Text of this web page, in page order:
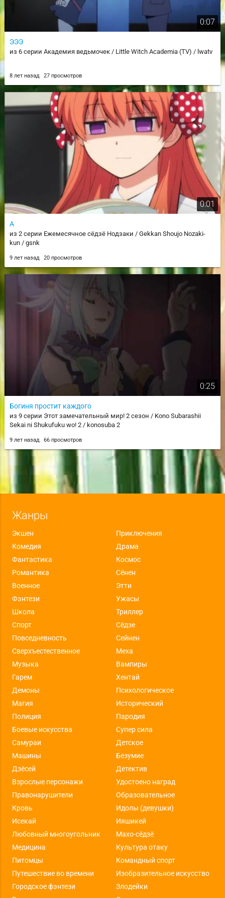
0:07
ЭЭЭ
из 6 серии Академия ведьмочек / Little Witch Academia (TV) / lwatv
8 лет назад 27 просмотров
0:01
А
из 2 серии Ежемесячное сёдзё Нодзаки / Gekkan Shoujo Nozaki-
kun / gsnk
9 лет назад 20 просмотров
0:25
Богиня простит каждого
из 9 серии Этот замечательный мир! 2 сезон / Kono Subarashii
Sekai ni Shukufuku wo! 2 / konosuba 2
9 лет назад 66 просмотров
Жанры
Экшен
Приключения
Комедия
Драма
Фантастика
Космос
Романтика
Сёнен
Военное
Этти
Фэнтези
Ужасы
Школа
Триллер
Спорт
Сёдзе
Повседневность
Сейнен
Сверхъестественное
Меха
Музыка
Вампиры
Гарем
Хентай
Демоны
Психологическое
Магия
Исторический
Полиция
Пародия
Боевые искусства
Супер сила
Самураи
Детское
Машины
Безумие
Дзёсей
Детектив
Взрослые персонажи
Удостоено наград
Правонарушители
Образовательное
Кровь
Идолы (девушки)
Исекай
Ияшикей
Любовный многоугольник
Махо-сёдзё
Медицина
Культура отаку
Питомцы
Командный спорт
Путешествие во времени
Изобразительное искусство
Городское фэнтези
Злодейки